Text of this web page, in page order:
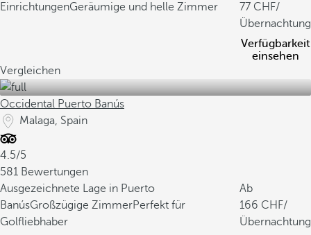
EinrichtungenGeräumige und helle Zimmer
77
/
Übernachtung
Verfügbarkeit
einsehen
Vergleichen
Occidental Puerto Banús
Malaga, Spain
4.5/5
581 Bewertungen
Ausgezeichnete Lage in Puerto
BanúsGroßzügige ZimmerPerfekt für
Golfliebhaber
Ab
166
/
Übernachtung